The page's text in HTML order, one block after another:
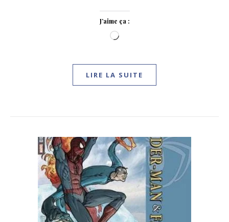
J’aime ça :
Chargement…
LIRE LA SUITE